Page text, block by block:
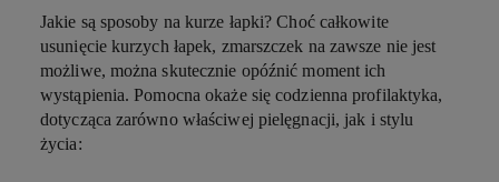
Jakie są sposoby na kurze łapki? Choć całkowite
usunięcie kurzych łapek, zmarszczek na zawsze nie jest
możliwe, można skutecznie opóźnić moment ich
wystąpienia. Pomocna okaże się codzienna profilaktyka,
dotycząca zarówno właściwej pielęgnacji, jak i stylu
życia: